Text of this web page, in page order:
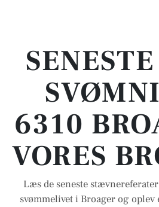
6310
VORES
Læs de seneste
svømmelivet i Broager og